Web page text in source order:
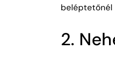
beléptetőnél
2.